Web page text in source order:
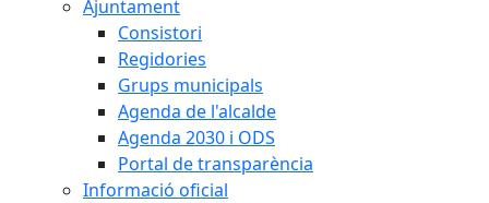
Ajuntament
Consistori
Regidories
Grups municipals
Agenda de l'alcalde
Agenda 2030 i ODS
Portal de transparència
Informació oficial